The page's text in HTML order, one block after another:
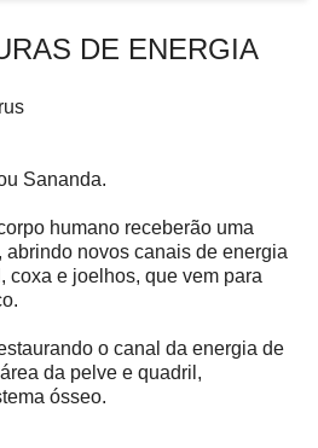
DE ENERGIA
Sananda.
humano receberão uma
abrindo novos canais de energia
coxa e joelhos, que vem para
o canal da energia de
da pelve e quadril,
ósseo.